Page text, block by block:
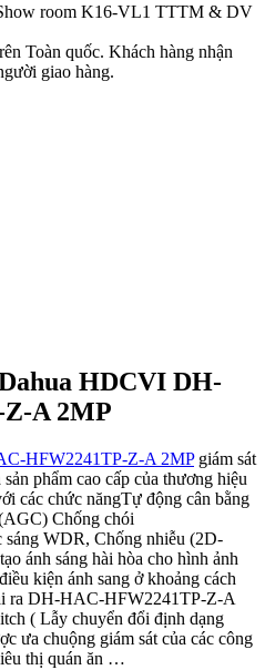
room K16-VL1 TTTM & DV
Toàn quốc. Khách hàng nhận
giao hàng.
HDCVI DH-
A 2MP
HFW2241TP-Z-A 2MPgiám sát
phẩm cao cấp của thương hiệu
các chức năngTự động cân bằng
Chống chói
WDR, Chống nhiễu (2D-
ánh sáng hài hòa cho hình ảnh
kiện ánh sang ở khoảng cách
ra DH-HAC-HFW2241TP-Z-A
( Lẫy chuyển đổi định dạng
ưa chuộng giám sát của các công
thị quán ăn …